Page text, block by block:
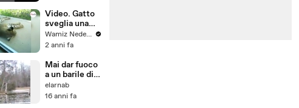
Video. Gatto
sveglia una
lince: la
reazione
felino è
inaspettata
Wamiz Nederland
2 anni fa
Mai dar fuoco
a un barile di
carburante
elarnab
16 anni fa